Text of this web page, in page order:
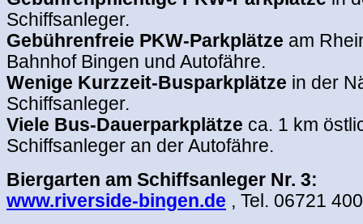
Schiffsanleger.
Gebührenfreie PKW-Parkplätze am
Bahnhof Bingen und Autofähre.
Wenige Kurzzeit-Busparkplätze in der
Schiffsanleger.
Viele Bus-Dauerparkplätze ca. 1 km
Schiffsanleger an der Autofähre.
Biergarten am Schiffsanleger Nr. 3:
www.riverside-bingen.de , Tel. 06721